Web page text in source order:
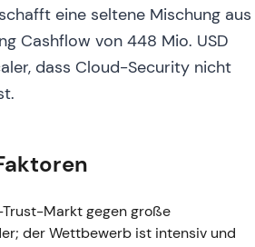
ARR.
bis 2025- Ergebnis:
Datenschutz, Workload-
die Aktie legte im Verlauf
Bewertungsexpansion folgte
durch den Markt[24]
eine seltene Mischung aus
Cashflow von 448 Mio. USD
dass Cloud-Security nicht
Markt gegen große
der Wettbewerb ist intensiv und